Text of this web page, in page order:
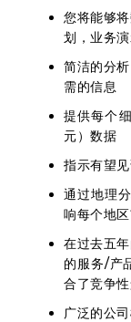
您将能够
划，业务
简洁的分
需的信息
提供每个
元）数据
指示有望
通过地理
响每个地
在过去五
的服务/产
合了竞争
广泛的公